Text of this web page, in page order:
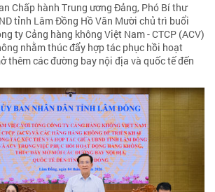
Chấp hành Trung ương Đảng, Phó Bí thư
tỉnh Lâm Đồng Hồ Văn Mười chủ trì buổi
ty Cảng hàng không Việt Nam - CTCP (ACV)
nhằm thúc đẩy hợp tác phục hồi hoạt
thêm các đường bay nội địa và quốc tế đến